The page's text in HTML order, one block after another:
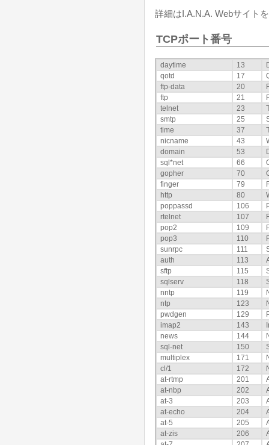
詳細はI.A.N.A. Webサイト
TCPポート番号
daytime 13
qotd
17
ftp-data
20
ftp
21
telnet
23
smtp
25
time
37
nicname
43
domain
53
sql*net
66
gopher
70
finger
79
http
80
poppassd
106
rtelnet
107
pop2
109
pop3
110
sunrpc
111
auth
113
sftp
115
sqlserv
118
nntp
119
ntp
123
pwdgen
129
imap2
143
news
144
sql-net
150
multiplex
171
cl/1
172
at-rtmp
201
at-nbp
202
at-3
203
at-echo
204
at-5
205
at-zis
206